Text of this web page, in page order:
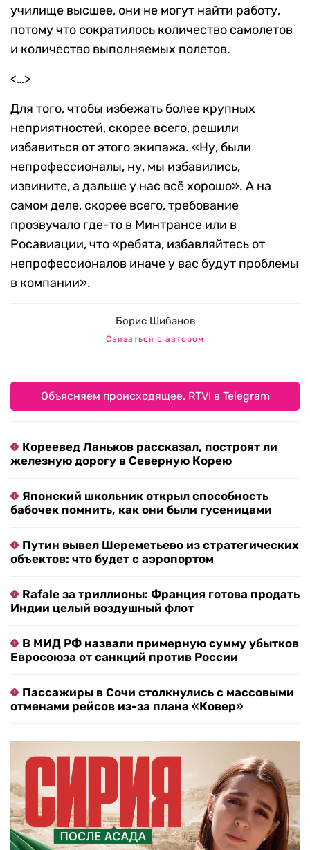
училище высшее, они не могут найти работу,
потому что сократилось количество самолетов
и количество выполняемых полетов.
<…>
‎Для того, чтобы избежать более крупных
неприятностей, скорее всего, решили
избавиться от этого экипажа. «Ну, были
непрофессионалы, ну, мы избавились,
извините, а дальше у нас всё хорошо». А на
самом деле, скорее всего, требование
прозвучало где-то в Минтрансе или в
Росавиации, что «ребята, избавляйтесь от
непрофессионалов иначе у вас будут проблемы
в компании».
Борис Шибанов
Связаться с автором
Объясняем происходящее. RTVI в Telegram
Кореевед Ланьков рассказал, построят ли
железную дорогу в Северную Корею
Японский школьник открыл способность
бабочек помнить, как они были гусеницами
Путин вывел Шереметьево из стратегических
объектов: что будет с аэропортом
Rafale за триллионы: Франция готова продать
Индии целый воздушный флот
В МИД РФ назвали примерную сумму убытков
Евросоюза от санкций против России
Пассажиры в Сочи столкнулись с массовыми
отменами рейсов из-за плана «Ковер»